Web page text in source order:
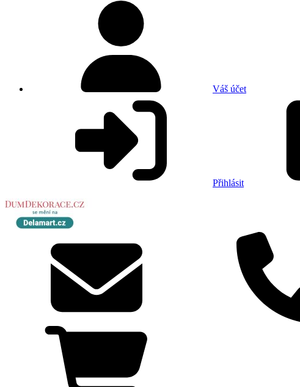
Váš účet
Přihlásit